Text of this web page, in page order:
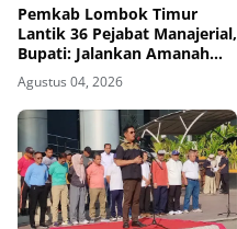
Pemkab Lombok Timur
Lantik 36 Pejabat Manajerial,
Bupati: Jalankan Amanah
dengan Penuh Tanggung
Jawab
Agustus 04, 2026